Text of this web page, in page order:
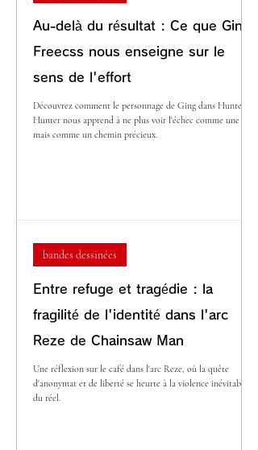
Au-delà du résultat : Ce que Ging
Freecss nous enseigne sur le
sens de l'effort
Découvrez comment le personnage de Ging dans Hunter x
Hunter nous apprend à ne plus voir l'échec comme une fin,
mais comme un chemin précieux.
Entre refuge et tragédie : la
fragilité de l'identité dans l'arc
Reze de Chainsaw Man
Une réflexion sur le café dans l'arc Reze, où la quête
d'anonymat et de liberté se heurte à la violence inévitable
du réel.
bandes dessinées